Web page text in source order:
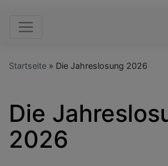
Hauptnavigation
Startseite Die Jahreslosung 2026
Die
2026